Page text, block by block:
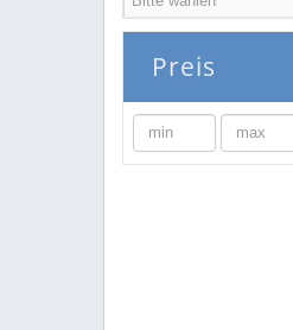
Preis
min max